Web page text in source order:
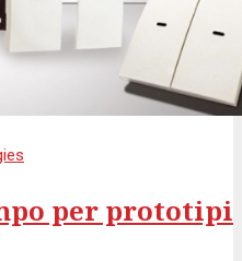
per prototipi